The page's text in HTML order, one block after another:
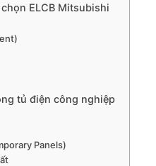
ELCB Mitsubishi
tủ điện công nghiệp
Panels)